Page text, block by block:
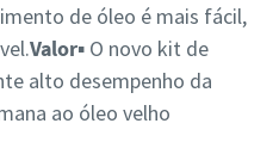
de óleo é mais fácil,
Valor▪ O novo kit de
alto desempenho da
ao óleo velho